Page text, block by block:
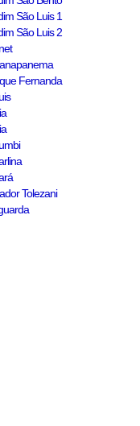
São Luis 1
São Luis 2
Fernanda
Tolezani